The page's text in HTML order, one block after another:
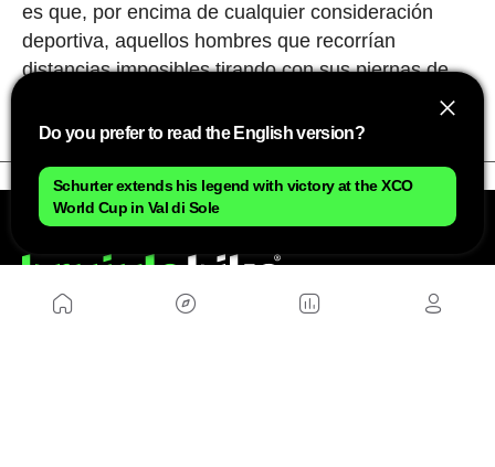
es que, por encima de cualquier consideración
deportiva, aquellos hombres que recorrían
distancias imposibles tirando con sus piernas de
Do you prefer to read the English version?
Schurter extends his legend with victory at the XCO
World Cup in Val di Sole